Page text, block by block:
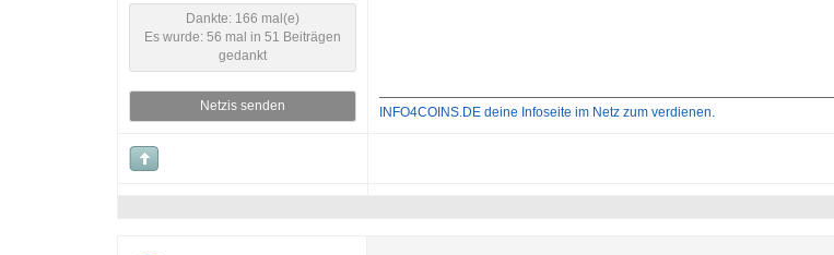
Dankte: 166 mal(e)
Es wurde: 56 mal in 51 Beiträgen
gedankt
Netzis senden INFO4COINS.DE deine Infoseite im Netz zum verdienen.